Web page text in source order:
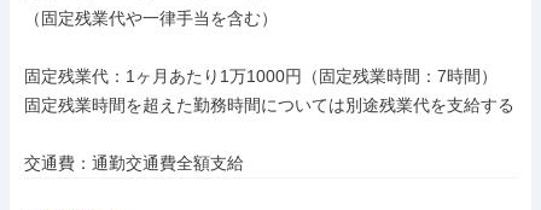
（固定残業代や一律手当を含む）
固定残業代：1ヶ月あたり1万1000円（固定残業時間：7時間）
固定残業時間を超えた勤務時間については別途残業代を支給する
交通費：通勤交通費全額支給